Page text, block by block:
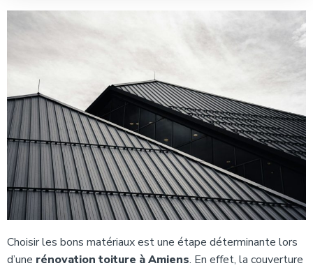
Choisir les bons matériaux est une étape déterminante lors
d’une rénovation toiture à Amiens. En effet, la couverture